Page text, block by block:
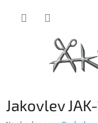
Jakovlev